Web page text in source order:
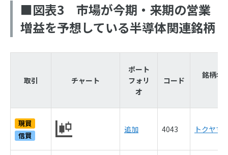
■図表3 市場が今期・来期の営業
増益を予想している半導体関連銘柄
取引 チャート
ポート
フォリ
オ
コード
銘柄名
現買
信買
追加 4043 トクヤマ